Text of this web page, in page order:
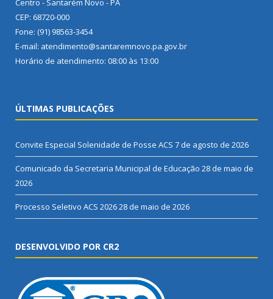
Centro - Santarém Novo - PA
CEP: 68720-000
Fone: (91) 98563-3454
E-mail: atendimento@santaremnovo.pa.gov.br
Horário de atendimento: 08:00 às 13:00
ÚLTIMAS PUBLICAÇÕES
Convite Especial Solenidade de Posse ACS 7 de agosto de 2026
Comunicado da Secretaria Municipal de Educação 28 de maio de
2026
Processo Seletivo ACS 202628 de maio de 2026
DESENVOLVIDO POR CR2